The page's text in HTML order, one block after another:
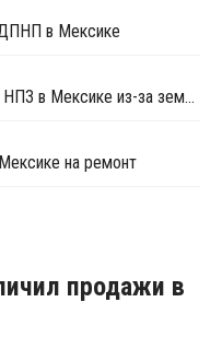
в Мексике
Pemex закрывала самый большой НПЗ в Мексике из-за землетрясения и последующего пожара
на ремонт
продажи в